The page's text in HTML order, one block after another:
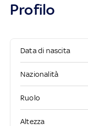
Profilo
Data di nascita
Nazionalità
Ruolo
Altezza